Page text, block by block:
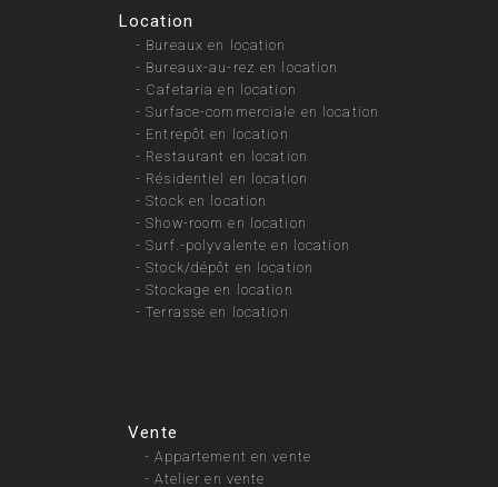
Location
- Bureaux en location
- Bureaux-au-rez en location
- Cafetaria en location
-Surface-commerciale en location
- Entrepôt en location
- Restaurant en location
- Résidentiel en location
-Stock en location
-Show-room en location
-Surf.-polyvalente en location
-Stock/dépôt en location
-Stockage en location
-Terrasse en location
Vente
-Appartement en vente
-Atelier en vente